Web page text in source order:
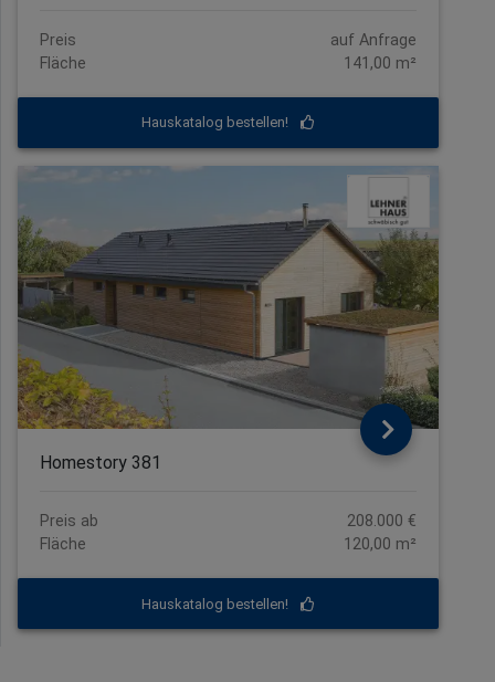
Preis
auf Anfrage
Fläche
141,00 m²
Hauskatalog bestellen!
Homestory 381
Preis ab
208.000 €
Fläche
120,00 m²
Hauskatalog bestellen!